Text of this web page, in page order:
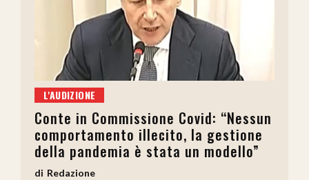
L'AUDIZIONE
Conte in Commissione Covid: “Nessun
comportamento illecito, la gestione
della pandemia è stata un modello”
Redazione